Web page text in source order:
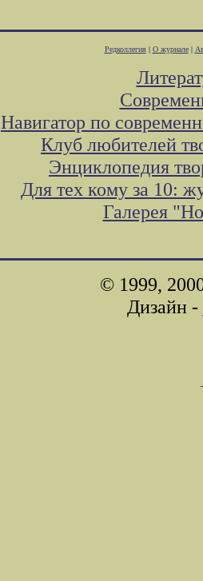
Редколлегия| О журнале|
Навигатор по
Клуб любителей
Энциклопедия
Для тех кому за 10:
Галерея
© 1999,
Дизайн -